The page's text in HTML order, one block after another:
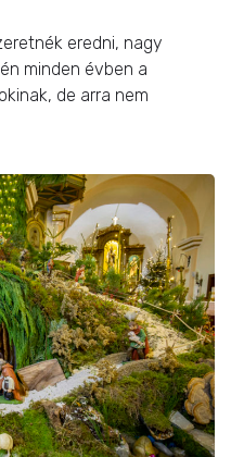
eredni, nagy
minden évben a
de arra nem